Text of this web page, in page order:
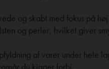
og skabt med fokus på
og perler, hvilket giver
af varer under hele